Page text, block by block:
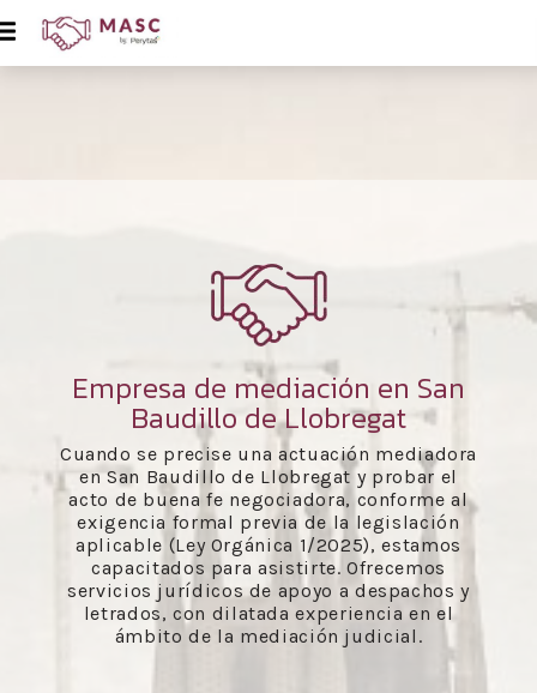
Empresa de mediación en San
Baudillo de Llobregat
Cuando se precise una actuación mediadora
en San Baudillo de Llobregat y probar el
acto de buena fe negociadora, conforme al
exigencia formal previa de la legislación
aplicable (Ley Orgánica 1/2025), estamos
capacitados para asistirte. Ofrecemos
servicios jurídicos de apoyo a despachos y
letrados, con dilatada experiencia en el
ámbito de la mediación judicial.